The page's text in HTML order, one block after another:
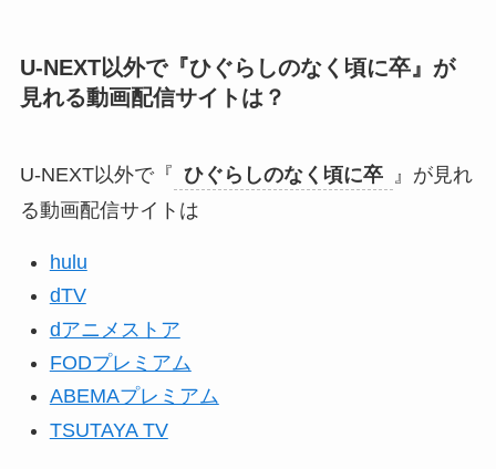
U-NEXT以外で『ひぐらしのなく頃に卒』が
見れる動画配信サイトは？
U-NEXT以外で『 ひぐらしのなく頃に卒
』が見れ
る動画配信サイトは
hulu
dTV
dアニメストア
FODプレミアム
ABEMAプレミアム
TSUTAYA TV